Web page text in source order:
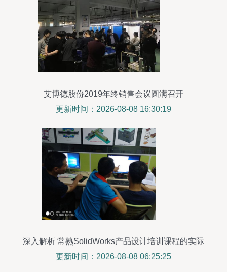
艾博德股份2019年终销售会议圆满召开
更新时间：2026-08-08 16:30:19
深入解析 常熟SolidWorks产品设计培训课程的实际
情况与SW培训价值
更新时间：2026-08-08 06:25:25